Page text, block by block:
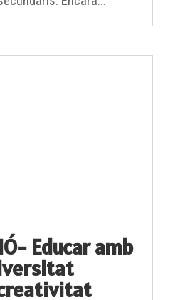
Educar amb